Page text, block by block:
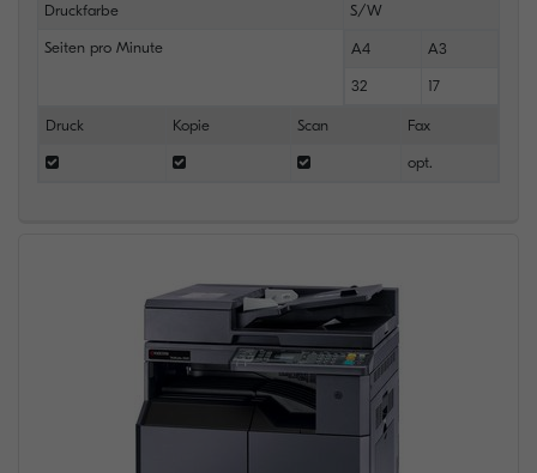
Druckfarbe S/W
Seiten pro Minute A4 A3
32 17
Druck Kopie Scan Fax
opt.